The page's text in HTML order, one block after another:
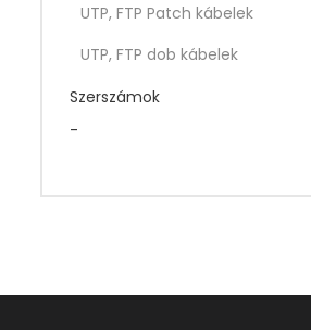
UTP, FTP Patch kábelek
UTP, FTP dob kábelek
Szerszámok
-